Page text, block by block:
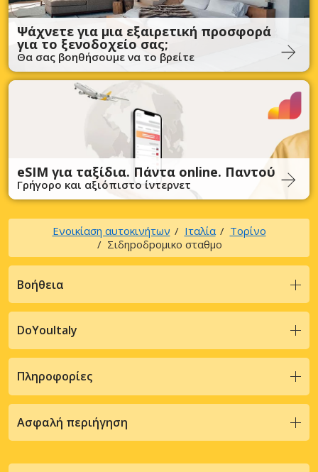
Ψάχνετε για μια εξαιρετική προσφορά
για το ξενοδοχείο σας;
Θα σας βοηθήσουμε να το βρείτε
eSIM για ταξίδια. Πάντα online. Παντού
Γρήγορο και αξιόπιστο ίντερνετ
Ενοικίαση αυτοκινήτων Ιταλία
Τορίνο
Σιδηpoδpoμικo σταθμo
Βοήθεια
DoYouItaly
Πληροφορίες
Ασφαλή περιήγηση